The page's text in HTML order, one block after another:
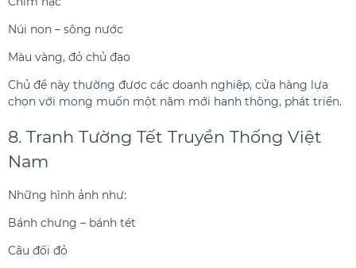
Núi non – sông nước
Màu vàng, đỏ chủ đạo
Chủ đề này thường được các doanh nghiệp, cửa hàng lựa
chọn với mong muốn một năm mới hanh thông, phát triển.
8. Tranh Tường Tết Truyền Thống Việt
Nam
Những hình ảnh như:
Bánh chưng – bánh tét
Câu đối đỏ